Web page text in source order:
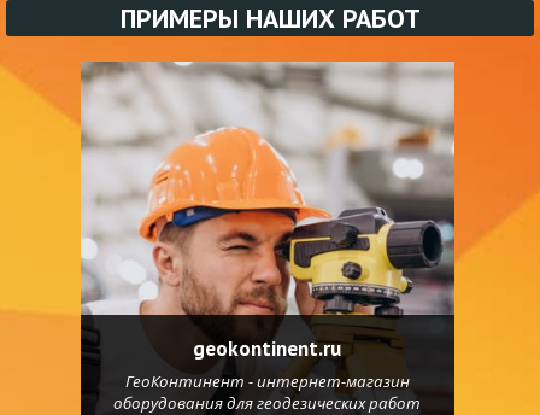
ПРИМЕРЫ НАШИХ РАБОТ
geokontinent.ru
ГеоКонтинент - интернет-магазин
оборудования для геодезических работ